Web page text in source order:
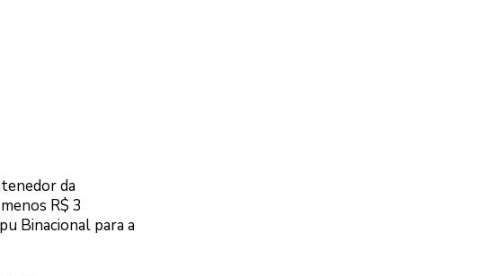
da
R$ 3
Binacional para a